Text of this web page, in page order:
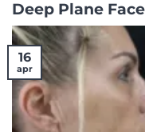
Deep Plane
16
apr